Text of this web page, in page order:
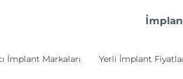
İmplant Markaları Yerli İmplant